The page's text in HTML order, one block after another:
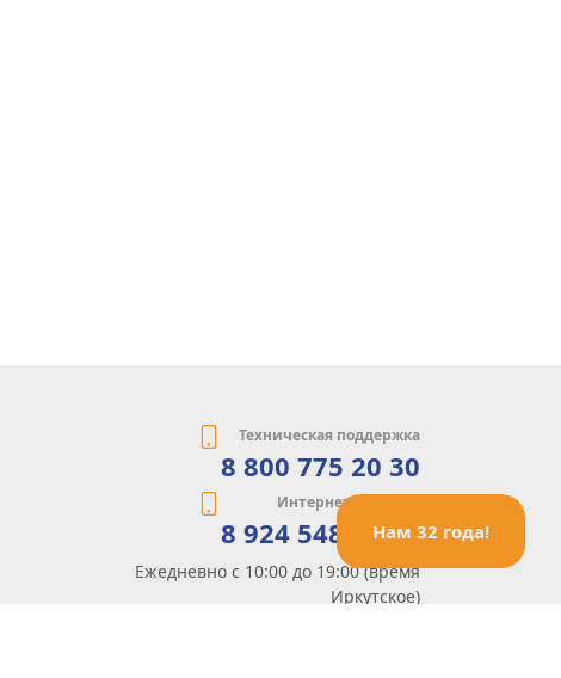
Нам 32 года!
Техническая поддержка
8 800 775 20 30
Интернет-магазин
8 924 548 85 07
Ежедневно с 10:00 до 19:00 (время
Иркутское)